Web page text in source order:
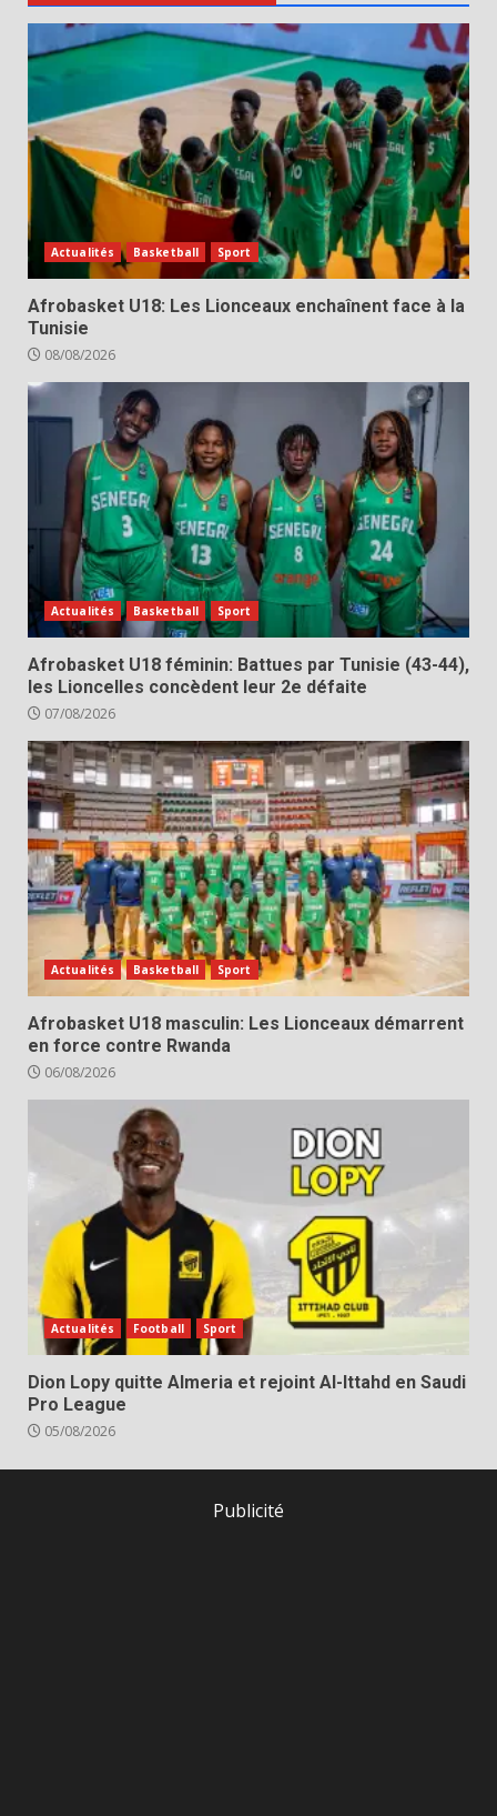
Actualités Basketball Sport
Afrobasket U18: Les Lionceaux enchaînent face à la
Tunisie
08/08/2026
Actualités Basketball Sport
Afrobasket U18 féminin: Battues par Tunisie (43-44),
les Lioncelles concèdent leur 2e défaite
07/08/2026
Actualités Basketball Sport
Afrobasket U18 masculin: Les Lionceaux démarrent
en force contre Rwanda
06/08/2026
Actualités Football Sport
Dion Lopy quitte Almeria et rejoint Al-Ittahd en Saudi
Pro League
05/08/2026
Publicité